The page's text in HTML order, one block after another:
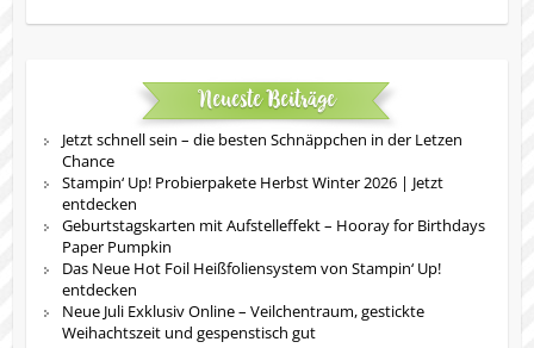
Neueste Beiträge
Jetzt schnell sein – die besten Schnäppchen in der Letzen
Chance
Stampin‘ Up! Probierpakete Herbst Winter 2026 | Jetzt
entdecken
Geburtstagskarten mit Aufstelleffekt – Hooray for Birthdays
Paper Pumpkin
Das Neue Hot Foil Heißfoliensystem von Stampin‘ Up!
entdecken
Neue Juli Exklusiv Online – Veilchentraum, gestickte
Weihachtszeit und gespenstisch gut